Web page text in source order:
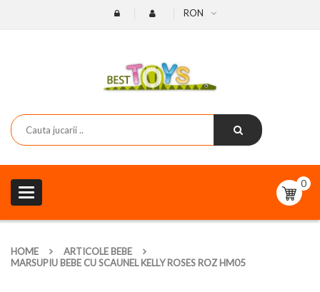
RON
Toggle
navigation
0
HOME
ARTICOLE BEBE
MARSUPIU BEBE CU SCAUNEL KELLY ROSES ROZ HM05